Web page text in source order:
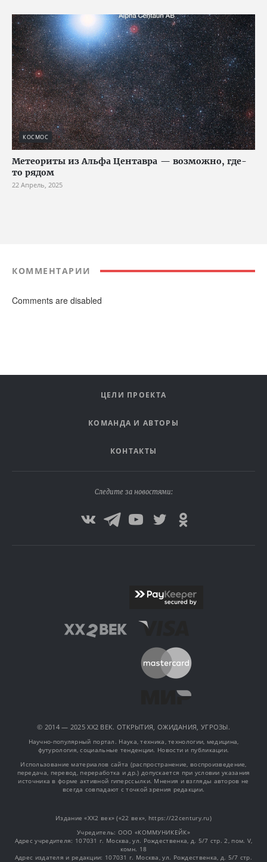
КОСМОС
Метеориты из Альфа Центавра — возможно, где-
то рядом
22 Апрель, 2025
КОММЕНТАРИИ
Comments are disabled
ЦЕЛИ ПРОЕКТА
КОМАНДА И АВТОРЫ
КОНТАКТЫ
Следите за новостями:
© 2014 — 2025 XX2 ВЕК. ОТКРЫТИЯ, ОЖИДАНИЯ, УГРОЗЫ.
Научно-популярный портал. Наука, техника, технологии, медицина,
футурология, социальные тенденции. Новости и публикации.
Использование материалов сайта (распространение, воспроизведение,
передача, перевод, переработка и др.) допускается при условии указания
источника в форме активной гиперссылки. Мнения и взгляды авторов не
всегда совпадают с точкой зрения редакции.
Издание «XX2 век» («22 век», https://22century.ru)
Учредитель: OOO «КОММУНИКЕЙК»
Адрес учредителя: 107031 г. Москва, ул. Рождественка, д. 5/7 стр. 2, пом. V,
комн. 18
Адрес издателя и редакции: 107031 г. Москва, ул. Рождественка, д. 5/7 стр.